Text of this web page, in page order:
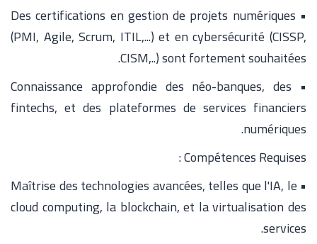
• Des certifications en gestion de projets numériques
(PMI, Agile, Scrum, ITIL,...) et en cybersécurité (CISSP,
CISM,..) sont fortement souhaitées.
• Connaissance approfondie des néo-banques, des
fintechs, et des plateformes de services financiers
numériques.
Compétences Requises :
• Maîtrise des technologies avancées, telles que l'IA, le
cloud computing, la blockchain, et la virtualisation des
services.